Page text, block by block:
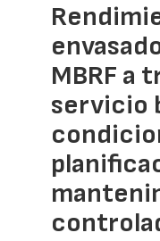
MBRF a
servicio